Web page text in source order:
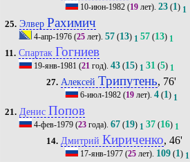
10-июн-1982(19лет). 23(1) 1
25. Элвер Рахимич
4-апр-1976 (25 лет).57 (13) 1 57 (13) 1
11. Спартак Гогниев
19-янв-1981 (21 год).43 (15) 1 31 (5) 1
27. АлексейТрипутень, 76'
6-июл-1982(19лет). 4(1) 1
21. Денис Попов
4-фев-1979 (23 года).67 (19) 1 37 (16) 1
14. Дмитрий Кириченко, 46'
17-янв-1977(25лет). 109(1) 1